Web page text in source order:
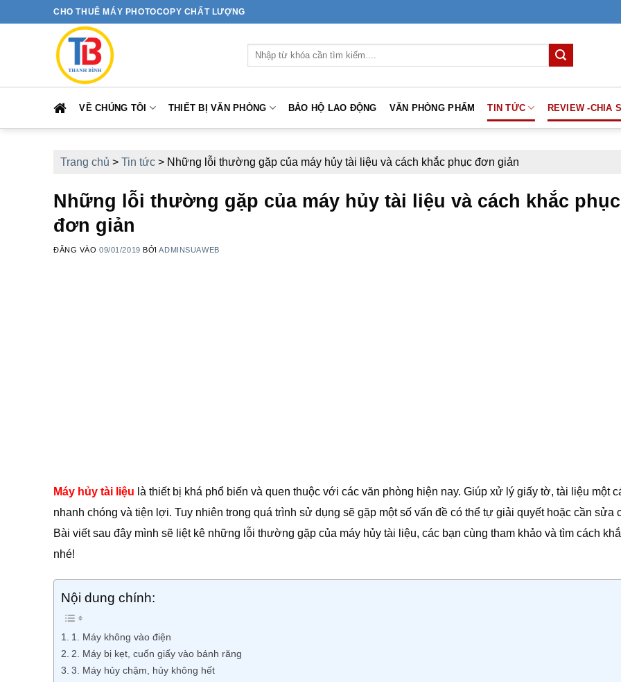
qua
CHO THUÊ MÁY PHOTOCOPY CHẤT LƯỢNG
Tìm
kiếm:
VỀ CHÚNG TÔI THIẾT BỊ VĂN PHÒNG BẢO HỘ LAO ĐỘNG VĂN PHÒNG PHẨM TIN TỨC REVIEW -CHIA
Trang chủ > Tin tức > Những lỗi thường gặp của máy hủy tài liệu và cách khắc phục đơn giản
Những lỗi thường gặp của máy hủy tài liệu và cách khắc phục
đơn giản
ĐĂNG VÀO09/01/2019 BỞIADMINSUAWEB
Máy hủy tài liệu là thiết bị khá phổ biến và quen thuộc với các văn phòng hiện nay. Giúp xử lý giấy tờ, tài liệu một
nhanh chóng và tiện lợi. Tuy nhiên trong quá trình sử dụng sẽ gặp một số vấn đề có thể tự giải quyết hoặc cần sửa
Bài viết sau đây mình sẽ liệt kê những lỗi thường gặp của máy hủy tài liệu, các bạn cùng tham khảo và tìm cách
nhé!
Nội dung chính:
1. Máy không vào điện
2. Máy bị kẹt, cuốn giấy vào bánh răng
3. Máy hủy chậm, hủy không hết